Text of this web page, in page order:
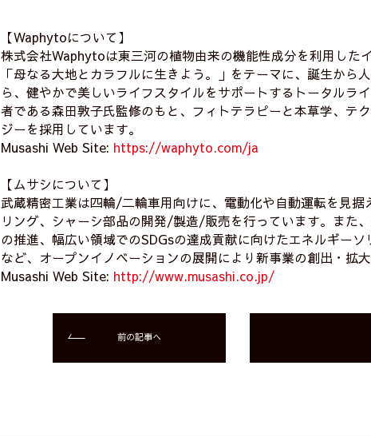
【Waphytoについて】
株式会社Waphytoは東三河の植物由来の機能性成分を利用した
「母なる大地とカラフルに生きよう。」をテーマに、誕生から
ら、健やかで美しいライフスタイルをサポートするトータルラ
者である森田敦子氏監修のもと、フィトテラピーと本草学、テ
ジーを採用しています。
Musashi Web Site: https://waphyto.com/ja
【ムサシについて】
武蔵精密工業は四輪/二輪車用向けに、電動化や自動運転を見
リング、シャーシ部品の開発/製造/販売を行っています。また
の推進、幅広い領域でのSDGsの達成貢献に向けたエネルギー
など、オープンイノベーションの展開により新事業の創出・拡大
Musashi Web Site: http://www.musashi.co.jp/
前の記事へ